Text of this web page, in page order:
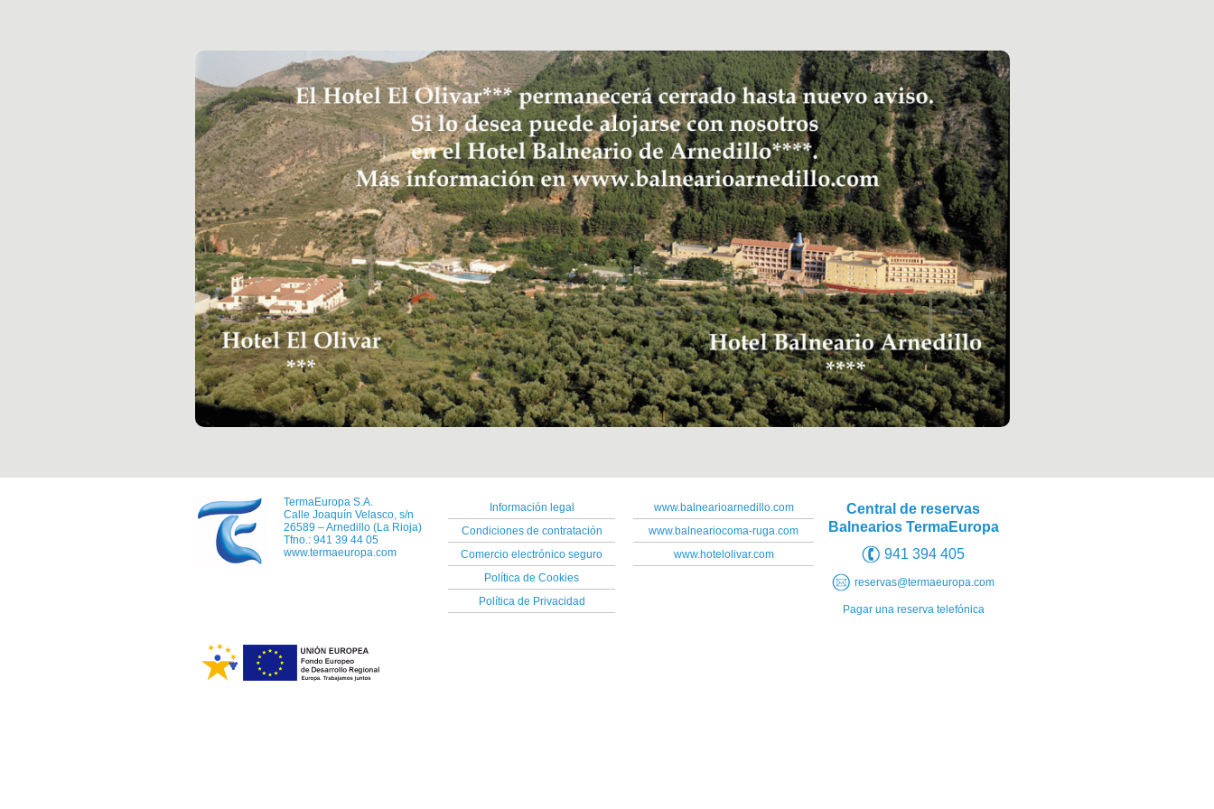
TermaEuropa S.A.
Calle Joaquín Velasco, s/n
26589 – Arnedillo (La Rioja)
Tfno.: 941 39 44 05
www.termaeuropa.com
Información legal
Condiciones de contratación
Comercio electrónico seguro
Política de Cookies
Política de Privacidad
www.balnearioarnedillo.com
www.balneariocoma-ruga.com
www.hotelolivar.com
Central de reservas
Balnearios TermaEuropa
941 394 405
reservas@termaeuropa.com
Pagar una reserva telefónica